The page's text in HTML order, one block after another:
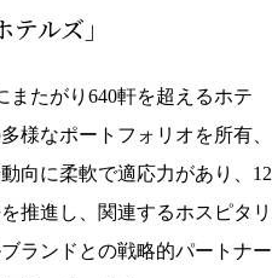
ルズ」
またがり640軒を超えるホテ
様なポートフォリオを所有、
向に柔軟で適応力があり、12
推進し、関連するホスピタリ
ランドとの戦略的パートナー